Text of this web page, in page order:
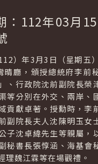
：112年03月15
）年3月3日（星期五
晴廳，頒授總統府李前
、行政院沈前副院長榮
等分別在外交、兩岸、
貢獻卓著。授勳時，李
副院長夫人沈陳明玉女
子沈卓緯先生等親屬，
秘書長張惇涵、海基會
理魏江霖等在場觀禮。